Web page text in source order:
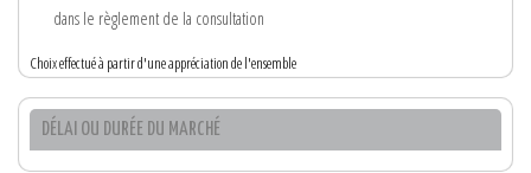
dans le règlement de la consultation
Choix effectué à partir d'une appréciation de l'ensemble
DÉLAI OU DURÉE DU MARCHÉ